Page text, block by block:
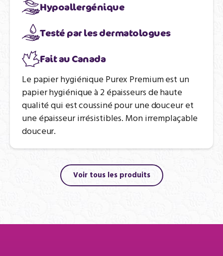
Hypoallergénique
Testé par les dermatologues
Fait au Canada
Le papier hygiénique Purex Premium est un
papier hygiénique à 2 épaisseurs de haute
qualité qui est coussiné pour une douceur et
une épaisseur irrésistibles. Mon irremplaçable
douceur.
Voir tous les produits